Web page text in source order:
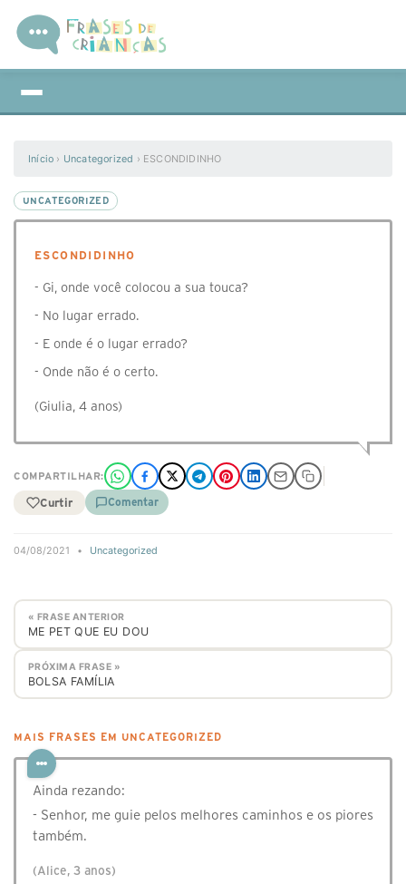
Início › Uncategorized › ESCONDIDINHO
UNCATEGORIZED
ESCONDIDINHO
- Gi, onde você colocou a sua touca?
- No lugar errado.
- E onde é o lugar errado?
- Onde não é o certo.
(Giulia, 4 anos)
COMPARTILHAR:
Curtir Comentar
04/08/2021 • Uncategorized
« FRASE ANTERIOR
ME PET QUE EU DOU
PRÓXIMA FRASE »
BOLSA FAMÍLIA
MAIS FRASES EM UNCATEGORIZED
Ainda rezando:
- Senhor, me guie pelos melhores caminhos e os piores
também.
(Alice, 3 anos)